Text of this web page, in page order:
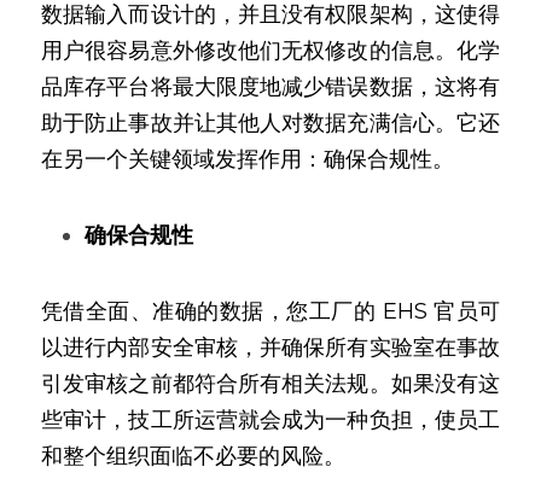
数据输入而设计的，并且没有权限架构，这使得
用户很容易意外修改他们无权修改的信息。化学
品库存平台将最大限度地减少错误数据，这将有
助于防止事故并让其他人对数据充满信心。它还
在另一个关键领域发挥作用：确保合规性。
确保合规性
凭借全面、准确的数据，您工厂的 EHS 官员可
以进行内部安全审核，并确保所有实验室在事故
引发审核之前都符合所有相关法规。如果没有这
些审计，技工所运营就会成为一种负担，使员工
和整个组织面临不必要的风险。